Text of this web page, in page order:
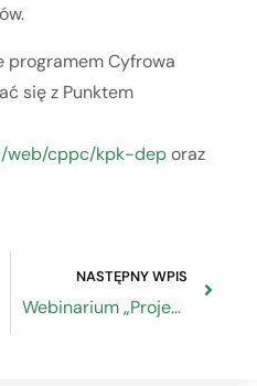
programem Cyfrowa
się z Punktem
web/cppc/kpk-deporaz
NASTĘPNY WPIS
Webinarium „Projekty szkoleniowe dla przedsiębiorców dofinansowane w ramach programu Fundusze Europejskie dla Rozwoju Społecznego 2021-2027”